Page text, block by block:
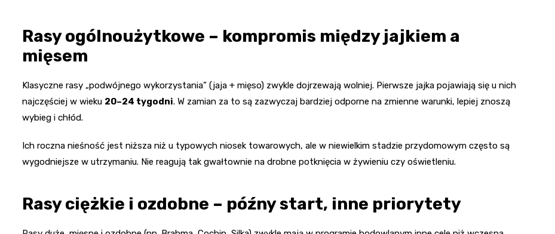
Rasy ogólnoużytkowe – kompromis między jajkiem a
mięsem
Klasyczne rasy „podwójnego wykorzystania” (jaja + mięso) zwykle dojrzewają wolniej. Pierwsze jajka pojawiają się u nich
najczęściej w wieku 20–24 tygodni. W zamian za to są zazwyczaj bardziej odporne na zmienne warunki, lepiej znoszą
wybieg i chłód.
Ich roczna nieśność jest niższa niż u typowych niosek towarowych, ale w niewielkim stadzie przydomowym często są
wygodniejsze w utrzymaniu. Nie reagują tak gwałtownie na drobne potknięcia w żywieniu czy oświetleniu.
Rasy ciężkie i ozdobne – późny start, inne priorytety